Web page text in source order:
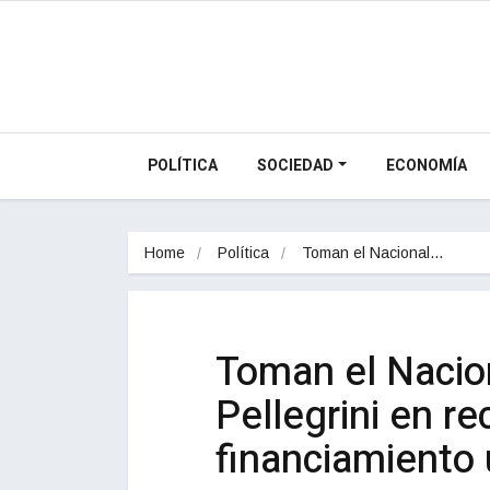
POLÍTICA SOCIEDAD ECONOMÍA
Home Política Toman el Nacional…
Toman el
Pellegrini en
financiamiento